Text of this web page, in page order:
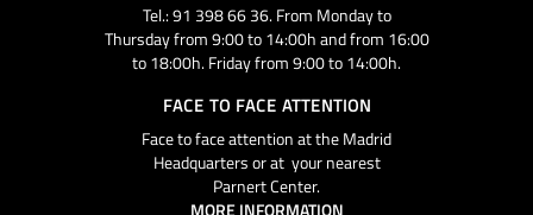
Tel.: 91 398 66 36. From Monday to
Thursday from 9:00 to 14:00h and from 16:00
to 18:00h. Friday from 9:00 to 14:00h.
FACE TO FACE ATTENTION
Face to face attention at the Madrid
Headquarters or at your nearest
Parnert Center.
MORE INFORMATION